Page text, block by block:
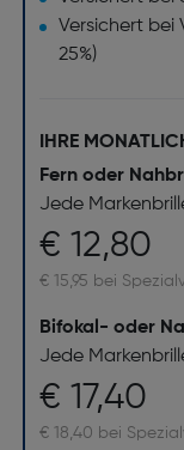
Versichert bei
25%)
IHRE
Fern oder
Jede
€ 12,80
€ 15,95 bei
Bifokal- oder
Jede
€ 17,40
€ 18,40 bei